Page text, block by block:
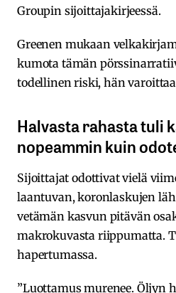
Groupin sijoittajakirjeessä.
Greenen mukaan
kumota tämän
todellinen riski, hän
Halvasta rahasta tuli
nopeammin kuin
Sijoittajat odottivat vielä
laantuvan, koronlaskujen
vetämän kasvun pitävän
makrokuvasta riippumatta.
hapertumassa.
”Luottamus murenee. Öljyn